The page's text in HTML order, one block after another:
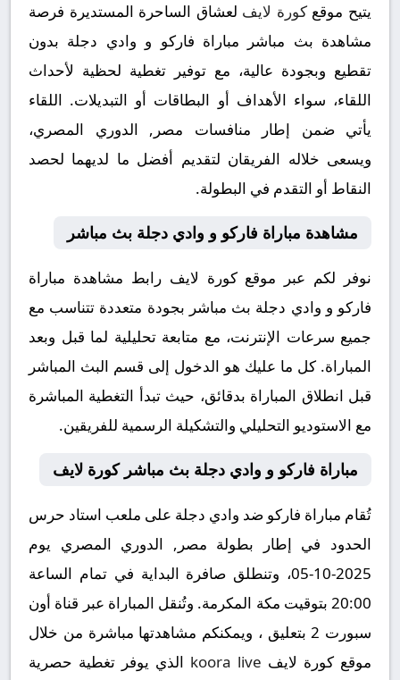
يتيح موقعكورة لايف لعشاق الساحرة المستديرة فرصة
مشاهدة بث مباشر مباراة فاركو و وادي دجلة بدون
تقطيع وبجودة عالية، مع توفير تغطية لحظية لأحداث
اللقاء، سواء الأهداف أو البطاقات أو التبديلات. اللقاء
يأتي ضمن إطار منافسات مصر, الدوري المصري،
ويسعى خلاله الفريقان لتقديم أفضل ما لديهما لحصد
النقاط أو التقدم في البطولة.
مشاهدة مباراة فاركو و وادي دجلة بث مباشر
نوفر لكم عبر موقع كورة لايف رابط مشاهدة مباراة
فاركو و وادي دجلة بث مباشر بجودة متعددة تتناسب مع
جميع سرعات الإنترنت، مع متابعة تحليلية لما قبل وبعد
المباراة. كل ما عليك هو الدخول إلى قسم البث المباشر
قبل انطلاق المباراة بدقائق، حيث تبدأ التغطية المباشرة
مع الاستوديو التحليلي والتشكيلة الرسمية للفريقين.
مباراة فاركو و وادي دجلة بث مباشر كورة لايف
تُقام مباراة فاركو ضد وادي دجلة على ملعب استاد حرس
الحدود في إطار بطولة مصر, الدوري المصري يوم
2025-10-05، وتنطلق صافرة البداية في تمام الساعة
20:00 بتوقيت مكة المكرمة. وتُنقل المباراة عبر قناة أون
سبورت 2 بتعليق ، ويمكنكم مشاهدتها مباشرة من خلال
موقع كورة لايف koora live الذي يوفر تغطية حصرية